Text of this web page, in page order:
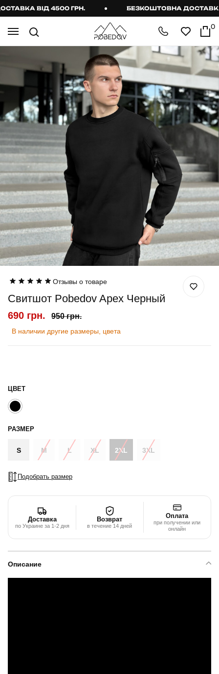
ВІД 4500 ГРН. БЕЗКОШТОВНА ДОСТАВКА
0
Отзывы о товаре
Свитшот Pobedov Apex Черный
690 грн. 950 грн.
В наличии другие размеры, цвета
ЦВЕТ
РАЗМЕР
S M L XL 2XL 3XL
Подобрать размер
Доставка
по Украине за 1-2 дня
Возврат
в течение 14 дней
Оплата
при получении или
онлайн
Описание